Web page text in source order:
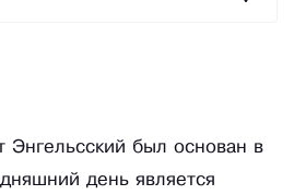
Энгельсский был основан в
день является